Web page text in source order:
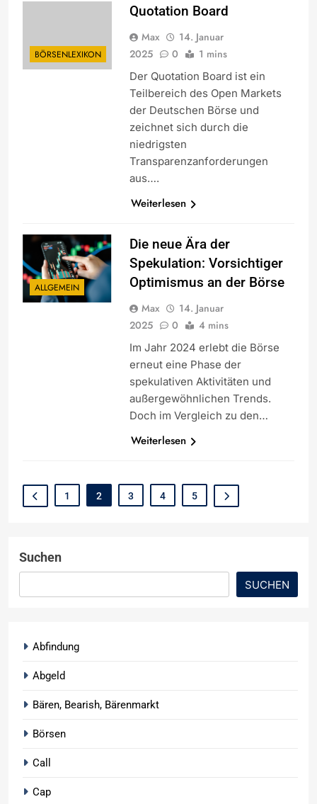
BÖRSENLEXIKON
Quotation Board
Max
14. Januar
2025
0 1 mins
Der Quotation Board ist ein
Teilbereich des Open Markets
der Deutschen Börse und
zeichnet sich durch die
niedrigsten
Transparenzanforderungen
aus….
Weiterlesen
ALLGEMEIN
Die neue Ära der
Spekulation: Vorsichtiger
Optimismus an der Börse
Max
14. Januar
2025
0 4 mins
Im Jahr 2024 erlebt die Börse
erneut eine Phase der
spekulativen Aktivitäten und
außergewöhnlichen Trends.
Doch im Vergleich zu den…
Weiterlesen
1 2 3 4 5
Suchen
SUCHEN
Abfindung
Abgeld
Bären, Bearish, Bärenmarkt
Börsen
Call
Cap